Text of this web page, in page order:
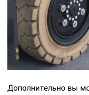
Дополнительно вы